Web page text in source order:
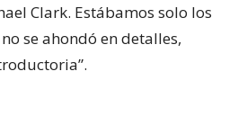
Clark. Estábamos solo los
se ahondó en detalles,